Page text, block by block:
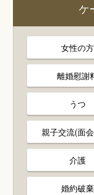
ケ
女性の方
離婚慰謝
うつ
親子交流(面
介護
婚約破棄